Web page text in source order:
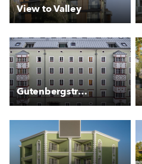
View to Valley
Gutenbergstraße 2